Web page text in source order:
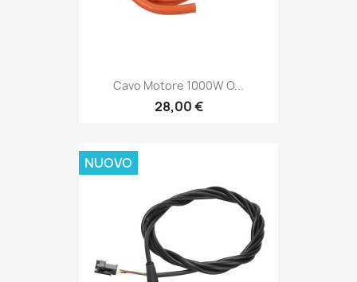
Cavo Motore 1000W O...
28,00 €
NUOVO